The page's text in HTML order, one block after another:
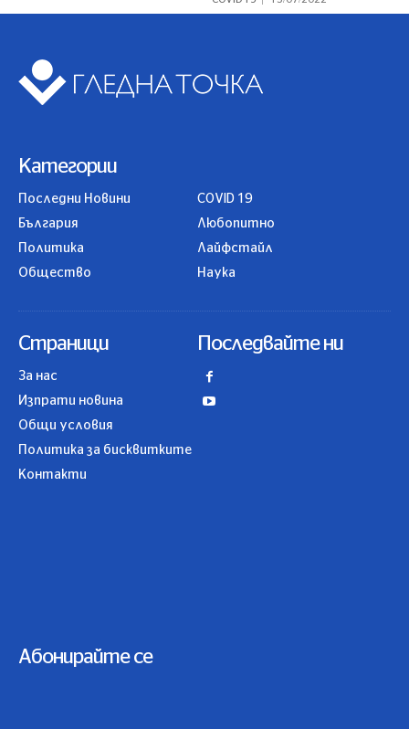
Категории
Последни Новини
България
Политика
Общество
COVID 19
Любопитно
Лайфстайл
Наука
Страници
За нас
Изпрати новина
Общи условия
Политика за бисквитките
Контакти
Последвайте ни
Абонирайте се